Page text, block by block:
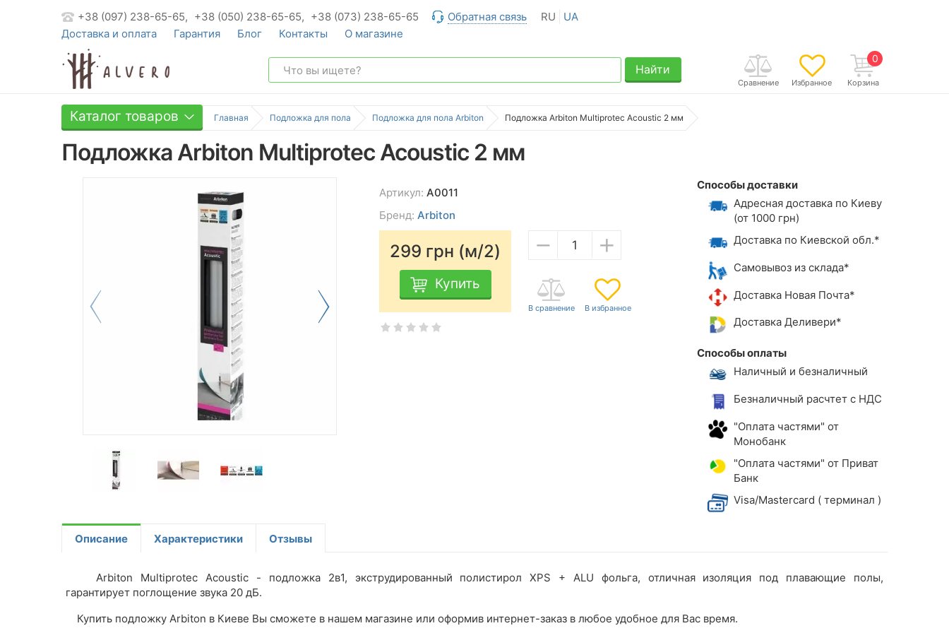
+38 (097) 238-65-65, +38 (050) 238-65-65, +38 (073) 238-65-65 Обратная связь RU
UA
Доставка и оплата
Гарантия Блог Контакты О магазине
0
Корзина
Избранное
Сравнение
Найти
Каталог товаров Главная Подложка для пола Подложка для пола Arbiton Подложка Arbiton Multiprotec Acoustic 2 мм
Подложка Arbiton Multiprotec Acoustic 2 мм
Артикул: A0011
Бренд: Arbiton
299 грн (м/2)
Купить
− +
Способы доставки
Адресная доставка по Киеву
(от 1000 грн)
Доставка по Киевской обл.*
Самовывоз из склада*
Доставка Новая Почта*
Доставка Деливери*
Способы оплаты
Наличный и безналичный
Безналичный расчтет с НДС
"Оплата частями" от
Монобанк
"Оплата частями" от Приват
Банк
Visa/Mastercard ( терминал )
Описание Характеристики Отзывы
Arbiton Multiprotec Acoustic - подложка 2в1, экструдированный полистирол XPS + ALU фольга, отличная изоляция под плавающие полы,
гарантирует поглощение звука 20 дБ.
Купить подложку Arbiton в Киеве Вы сможете в нашем магазине или оформив интернет-заказ в любое удобное для Вас время.